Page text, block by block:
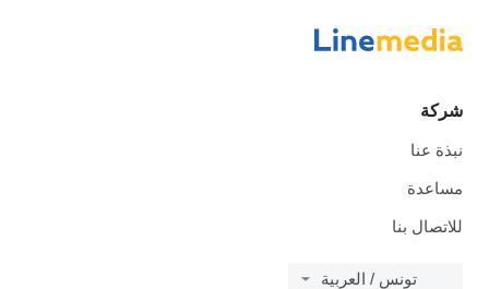
شركة
نبذة عنا
مساعدة
للاتصال بنا
تونس / العربية